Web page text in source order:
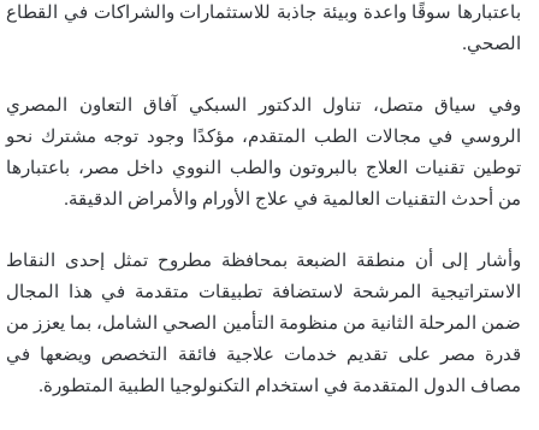
باعتبارها سوقًا واعدة وبيئة جاذبة للاستثمارات والشراكات في القطاع
الصحي.
وفي سياق متصل، تناول الدكتور السبكي آفاق التعاون المصري
الروسي في مجالات الطب المتقدم، مؤكدًا وجود توجه مشترك نحو
توطين تقنيات العلاج بالبروتون والطب النووي داخل مصر، باعتبارها
من أحدث التقنيات العالمية في علاج الأورام والأمراض الدقيقة.
وأشار إلى أن منطقة الضبعة بمحافظة مطروح تمثل إحدى النقاط
الاستراتيجية المرشحة لاستضافة تطبيقات متقدمة في هذا المجال
ضمن المرحلة الثانية من منظومة التأمين الصحي الشامل، بما يعزز من
قدرة مصر على تقديم خدمات علاجية فائقة التخصص ويضعها في
مصاف الدول المتقدمة في استخدام التكنولوجيا الطبية المتطورة.